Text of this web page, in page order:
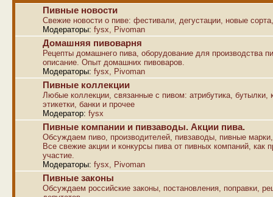
Пивные новости
Свежие новости о пиве: фестивали, дегустации, новые
Модераторы: fysx Pivoman
Домашняя пивоварня
Рецепты домашнего пива, оборудование для производства
описание. Опыт домашних пивоваров.
Модераторы: fysx Pivoman
Пивные коллекции
Любые коллекции, связанные с пивом: атрибутика, бутылки,
этикетки, банки и прочее
Модератор: fysx
Пивные компании и пивзаводы. Акции пива.
Обсуждаем пиво, производителей, пивзаводы, пивные
Все свежие акции и конкурсы пива от пивных компаний, как
участие.
Модераторы: fysx Pivoman
Пивные законы
Обсуждаем российские законы, постановления, поправки,